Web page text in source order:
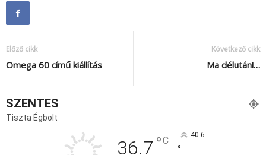
Előző cikk
Omega 60 című kiállítás
Következő cikk
Ma délután!…
SZENTES
Tiszta Égbolt
36.7 °C 40.6
°